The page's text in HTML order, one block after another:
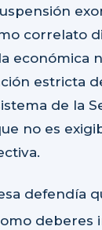
correlato
económica
estricta
de la
no es
defendía
deberes